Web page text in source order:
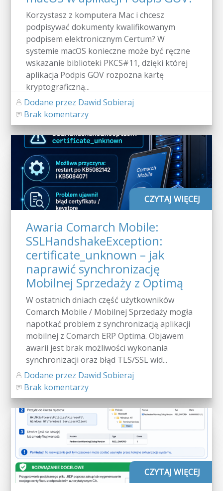
Korzystasz z komputera Mac i chcesz
podpisywać dokumenty kwalifikowanym
podpisem elektronicznym Certum? W
systemie macOS konieczne może być ręczne
wskazanie biblioteki PKCS#11, dzięki której
aplikacja Podpis GOV rozpozna kartę
kryptograficzną...
Dodane przez Dawid Sobieraj
Brak komentarzy
CZYTAJ WIĘCEJ
Awaria Comarch Mobile:
SSLHandshakeException:
certificate_unknown – jak
naprawić synchronizację
Mobilnej Sprzedaży z Optimą
W ostatnich dniach część użytkowników
Comarch Mobile / Mobilnej Sprzedaży mogła
napotkać problem z synchronizacją aplikacji
mobilnej z Comarch ERP Optima. Objawem
awarii jest brak możliwości wykonania
synchronizacji oraz błąd TLS/SSL wid...
Dodane przez Dawid Sobieraj
Brak komentarzy
CZYTAJ WIĘCEJ